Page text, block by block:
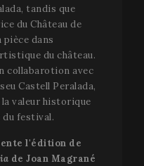
tandis que
du Château de
dans
du château.
collabarotion avec
Castell Peralada,
valeur historique
festival.
l'édition de
de Joan Magrané